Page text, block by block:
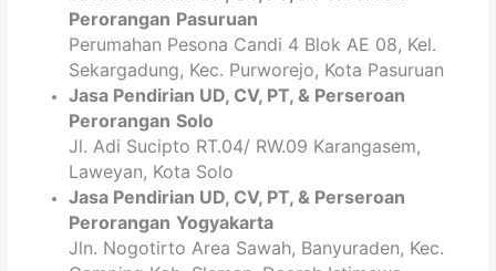
Perorangan Pasuruan
Perumahan Pesona Candi 4 Blok AE 08, Kel.
Sekargadung, Kec. Purworejo, Kota Pasuruan
Jasa Pendirian UD, CV, PT, & Perseroan
Perorangan Solo
Jl. Adi Sucipto RT.04/ RW.09 Karangasem,
Laweyan, Kota Solo
Jasa Pendirian UD, CV, PT, & Perseroan
Perorangan Yogyakarta
Jln. Nogotirto Area Sawah, Banyuraden, Kec.